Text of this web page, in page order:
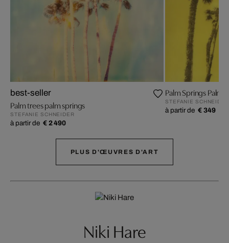
best-seller
Palm trees palm springs
STEFANIE SCHNEIDER
à partir de € 2 490
Palm Springs Palm
STEFANIE SCHNEIDER
à partir de € 349
PLUS D'ŒUVRES D'ART
Niki Hare